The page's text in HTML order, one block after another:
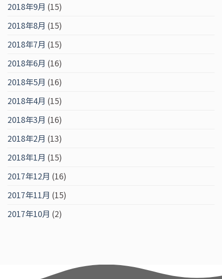
2018年9月 (15)
2018年8月 (15)
2018年7月 (15)
2018年6月 (16)
2018年5月 (16)
2018年4月 (15)
2018年3月 (16)
2018年2月 (13)
2018年1月 (15)
2017年12月 (16)
2017年11月 (15)
2017年10月 (2)